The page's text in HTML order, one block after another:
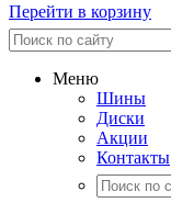
Перейти в корзину
Меню
Шины
Диски
Акции
Контакты